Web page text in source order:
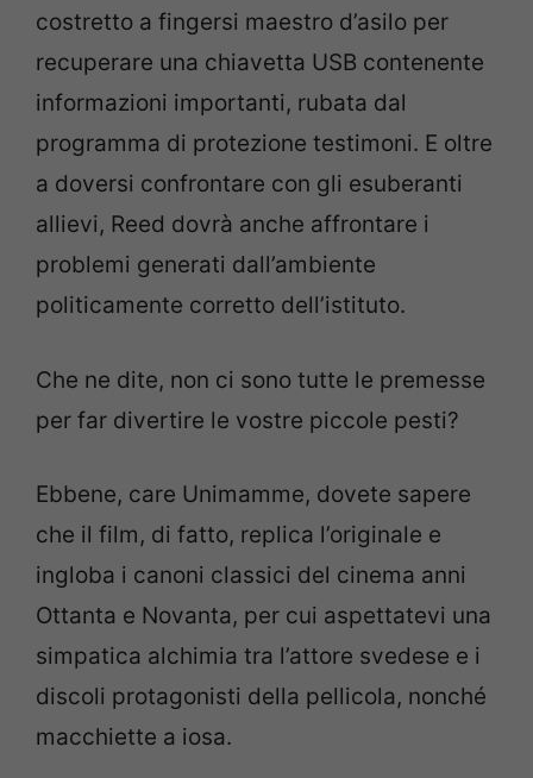
costretto a fingersi maestro d’asilo per
recuperare una chiavetta USB contenente
informazioni importanti, rubata dal
programma di protezione testimoni. E oltre
a doversi confrontare con gli esuberanti
allievi, Reed dovrà anche affrontare i
problemi generati dall’ambiente
politicamente corretto dell’istituto.
Che ne dite, non ci sono tutte le premesse
per far divertire le vostre piccole pesti?
Ebbene, care Unimamme, dovete sapere
che il film, di fatto, replica l’originale e
ingloba i canoni classici del cinema anni
Ottanta e Novanta, per cui aspettatevi una
simpatica alchimia tra l’attore svedese e i
discoli protagonisti della pellicola, nonché
macchiette a iosa.